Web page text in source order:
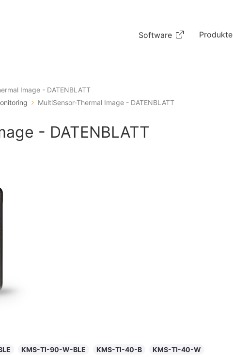
Software Produkte
Image - DATENBLATT
MultiSensor-Thermal Image - DATENBLATT
- DATENBLATT
KMS-TI-90-W-BLE KMS-TI-40-B
KMS-TI-40-W